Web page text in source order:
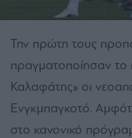
Την πρώτη τους
πραγματοποίησαν το
Καλαφάτης» οι
Ενγκμπαγκοτό.
στο κανονικό